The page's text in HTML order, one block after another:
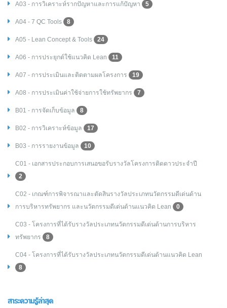
A03 - การวิเคราะห์รากปัญหาและการแก้ปัญหา 5
A04 - 7 QC Tools 8
A05 - Lean Concept & Tools 24
A06 - การประยุกต์ใช้แนวคิด Lean 11
A07 - การประเมินและติดตามผลโครงการ 19
A08 - การประเมินค่าใช้จ่ายการใช้ทรัพยากร 7
B01 - การจัดเก็บข้อมูล 8
B02 - การวิเคราะห์ข้อมูล 17
B03 - การรายงานข้อมูล 10
C01 - เอกสารประกอบการเสนอขอรับรางวัลโครงการติดดาวประจำปี
2
C02 - เกณฑ์การพิจารณาและตัดสินรางวัลประเภทนวัตกรรมดีเด่นด้าน
การบริหารทรัพยากร และนวัตกรรมดีเด่นด้านแนวคิด Lean
0
C03 - โครงการที่ได้รับรางวัลประเภทนวัตกรรมดีเด่นด้านการบริหาร
ทรัพยากร
8
C04 - โครงการที่ได้รับรางวัลประเภทนวัตกรรมดีเด่นด้านแนวคิด Lean
8
สาระความรู้ล่าสุด